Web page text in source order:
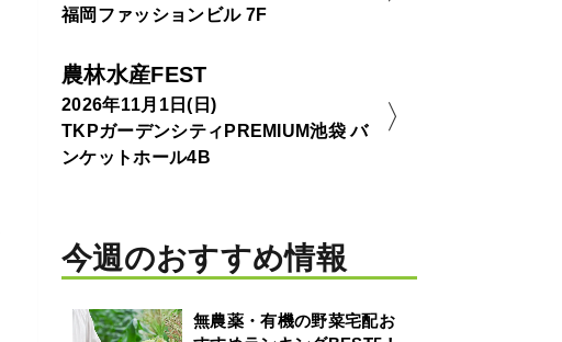
福岡ファッションビル 7F
農林水産FEST
2026年11月1日(日)
TKPガーデンシティPREMIUM池袋 バ
ンケットホール4B
今週のおすすめ情報
無農薬・有機の野菜宅配お